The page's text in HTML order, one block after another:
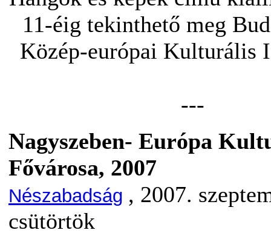
11-éig tekinthető meg
Közép-európai Kulturális
---
Nagyszeben- Európa
Fővárosa, 2007
Nészabadság , 2007.
csütörtök